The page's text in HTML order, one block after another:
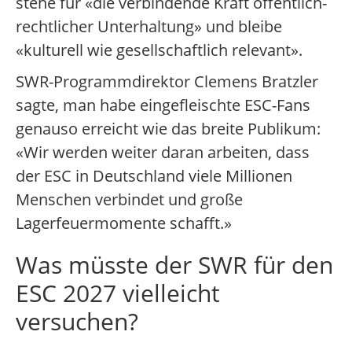
rechtlicher Unterhaltung» und bleibe
«kulturell wie gesellschaftlich relevant».
SWR-Programmdirektor Clemens Bratzler
sagte, man habe eingefleischte ESC-Fans
genauso erreicht wie das breite Publikum:
«Wir werden weiter daran arbeiten, dass
der ESC in Deutschland viele Millionen
Menschen verbindet und große
Lagerfeuermomente schafft.»
Was müsste der SWR für den
ESC 2027 vielleicht
versuchen?